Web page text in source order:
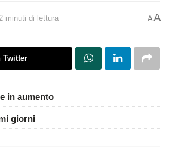
minuti di lettura AA
Twitter
in aumento
giorni